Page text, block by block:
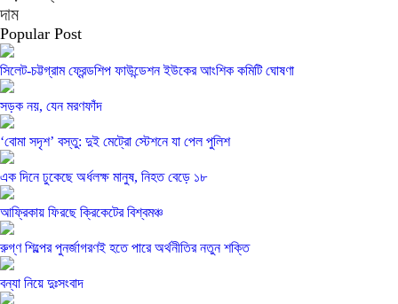
দাম
Popular Post
সিলেট-চট্টগ্রাম ফ্রেন্ডশিপ ফাউন্ডেশন ইউকের আংশিক কমিটি ঘোষণা
সড়ক নয়, যেন মরণফাঁদ
‘বোমা সদৃশ’ বস্তু: দুই মেট্রো স্টেশনে যা পেল পুলিশ
এক দিনে ঢুকেছে অর্ধলক্ষ মানুষ, নিহত বেড়ে ১৮
আফ্রিকায় ফিরছে ক্রিকেটের বিশ্বমঞ্চ
রুগ্ণ শিল্পের পুনর্জাগরণই হতে পারে অর্থনীতির নতুন শক্তি
বন্যা নিয়ে দুঃসংবাদ